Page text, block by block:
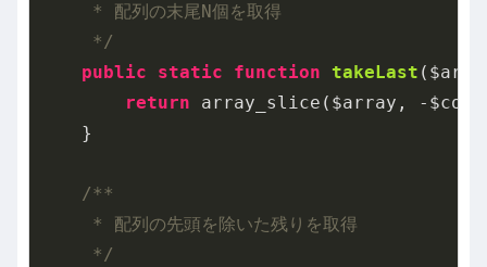
     * 配列の末尾N個を取得
     */
public
static function takeLast
return array_slice($array, -
    }
/**
     * 配列の先頭を除いた残りを取得
     */